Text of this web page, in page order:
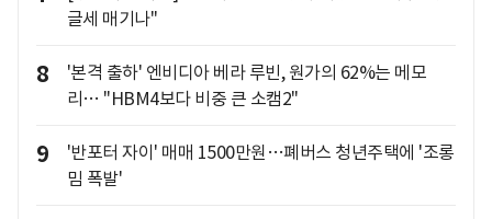
글세 매기나"
8
'본격 출하' 엔비디아 베라 루빈, 원가의 62%는 메모
리… "HBM4보다 비중 큰 소캠2"
9
'반포터 자이' 매매 1500만원…폐버스 청년주택에 '조롱
밈 폭발'